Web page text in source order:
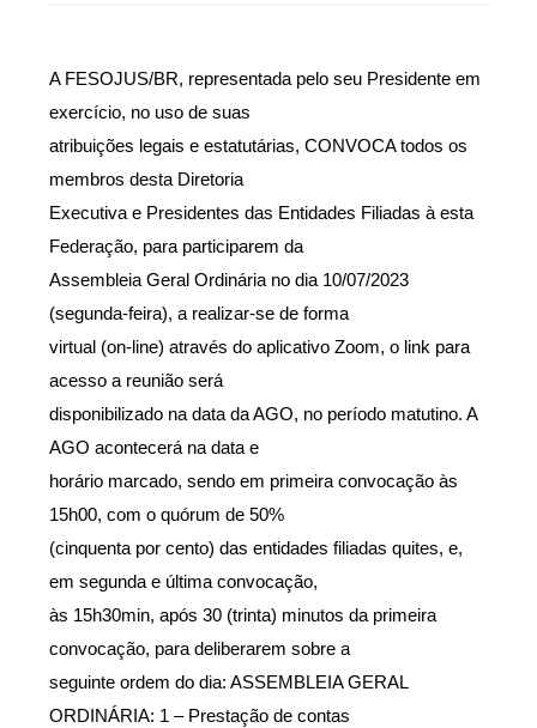
A FESOJUS/BR, representada pelo seu Presidente em
exercício, no uso de suas
atribuições legais e estatutárias, CONVOCA todos os
membros desta Diretoria
Executiva e Presidentes das Entidades Filiadas à esta
Federação, para participarem da
Assembleia Geral Ordinária no dia 10/07/2023
(segunda-feira), a realizar-se de forma
virtual (on-line) através do aplicativo Zoom, o link para
acesso a reunião será
disponibilizado na data da AGO, no período matutino. A
AGO acontecerá na data e
horário marcado, sendo em primeira convocação às
15h00, com o quórum de 50%
(cinquenta por cento) das entidades filiadas quites, e,
em segunda e última convocação,
às 15h30min, após 30 (trinta) minutos da primeira
convocação, para deliberarem sobre a
seguinte ordem do dia: ASSEMBLEIA GERAL
ORDINÁRIA: 1 – Prestação de contas